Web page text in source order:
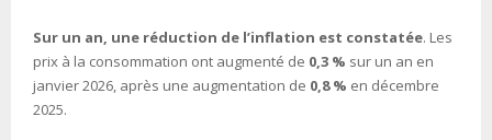
Sur un an, une réduction de l’inflation est constatée. Les
prix à la consommation ont augmenté de 0,3 % sur un an en
janvier 2026, après une augmentation de 0,8 % en décembre
2025.